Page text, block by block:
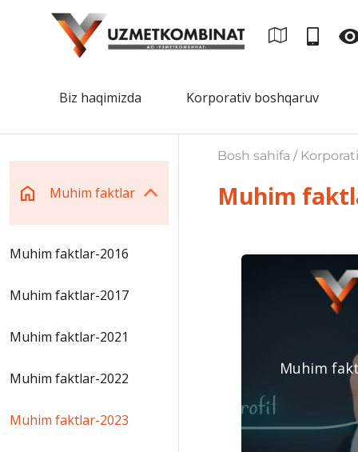
Biz haqimizda Korporativ boshqaruv
Muhim faktlar
Muhim faktlar-2016
Muhim faktlar-2017
Muhim faktlar-2021
Muhim faktlar-2022
Muhim faktlar-2023
Bosh sahifa /
Muhim
Muhim